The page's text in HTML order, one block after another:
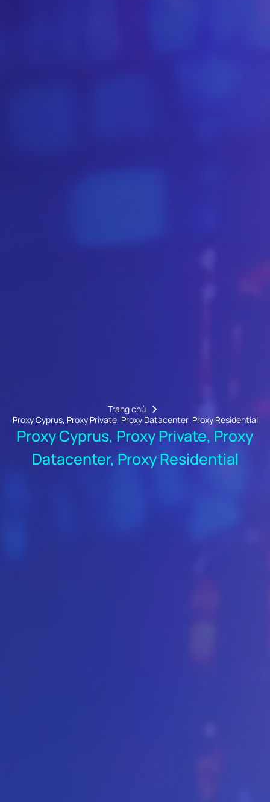
Trang chủ
Proxy Cyprus, Proxy Private, Proxy Datacenter, Proxy Residential
Proxy Cyprus, Proxy Private, Proxy
Datacenter, Proxy Residential